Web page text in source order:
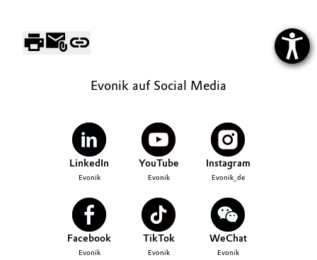
Evonik auf Social Media
LinkedIn
Evonik
YouTube
Evonik
Instagram
Evonik_de
Facebook
Evonik
TikTok
Evonik
WeChat
Evonik